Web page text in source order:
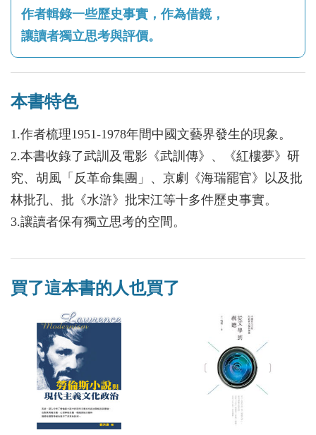
作者輯錄一些歷史事實，作為借鏡，
讓讀者獨立思考與評價。
本書特色
1.作者梳理1951-1978年間中國文藝界發生的現象。
2.本書收錄了武訓及電影《武訓傳》、《紅樓夢》研
究、胡風「反革命集團」、京劇《海瑞罷官》以及批
林批孔、批《水滸》批宋江等十多件歷史事實。
3.讓讀者保有獨立思考的空間。
買了這本書的人也買了